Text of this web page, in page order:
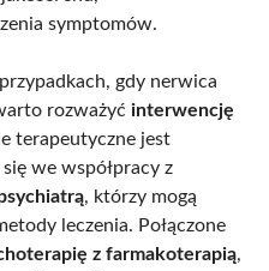
symptomów.
gdy nerwica
rozważyć interwencję
terapeutyczne jest
we współpracy z
, którzy mogą
leczenia. Połączone
z farmakoterapią,